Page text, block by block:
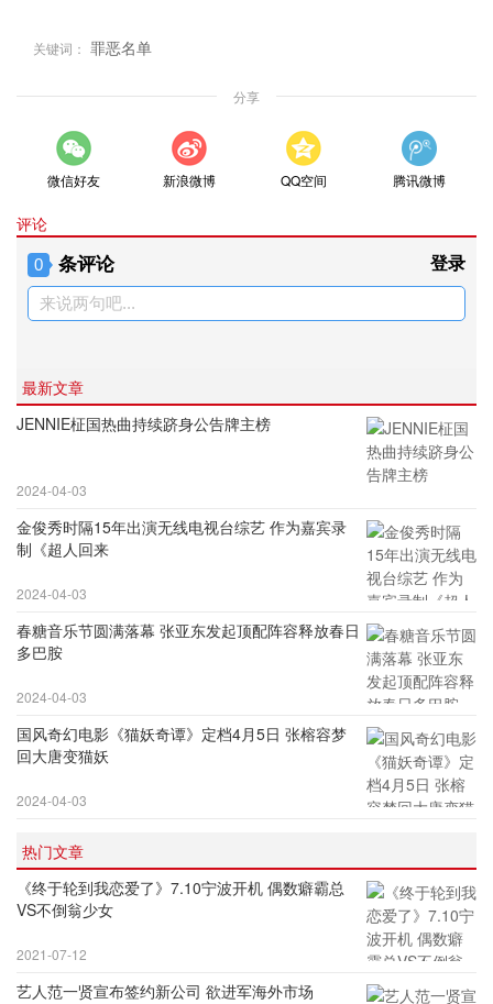
关键词： 罪恶名单
分享
微信好友 新浪微博 QQ空间 腾讯微博
评论
0 条评论 登录
来说两句吧...
最新文章
JENNIE柾国热曲持续跻身公告牌主榜
2024-04-03
金俊秀时隔15年出演无线电视台综艺 作为嘉宾录
制《超人回来
2024-04-03
春糖音乐节圆满落幕 张亚东发起顶配阵容释放春日
多巴胺
2024-04-03
国风奇幻电影《猫妖奇谭》定档4月5日 张榕容梦
回大唐变猫妖
2024-04-03
热门文章
《终于轮到我恋爱了》7.10宁波开机 偶数癖霸总
VS不倒翁少女
2021-07-12
艺人范一贤宣布签约新公司 欲进军海外市场